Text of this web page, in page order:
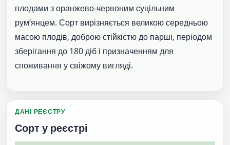
плодами з оранжево-червоним суцільним
рум’янцем. Сорт вирізняється великою середньою
масою плодів, доброю стійкістю до парші, періодом
зберігання до 180 діб і призначенням для
споживання у свіжому вигляді.
ДАНІ РЕЄСТРУ
Сорт у реєстрі